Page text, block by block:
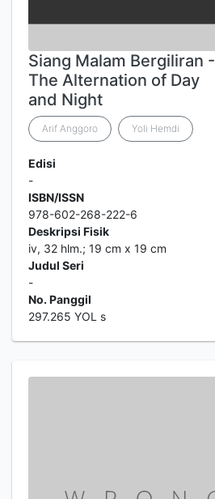
Siang Malam Bergiliran -
The Alternation of Day
and Night
Arif Anggoro Yoli Hemdi
Edisi
-
ISBN/ISSN
978-602-268-222-6
Deskripsi Fisik
iv, 32 hlm.; 19 cm x 19 cm
Judul Seri
-
No. Panggil
297.265 YOL s